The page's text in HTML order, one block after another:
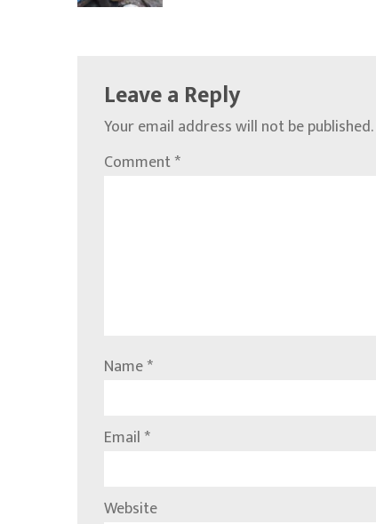
Leave a Reply
Your email address will not be published.
Comment*
Name*
Email*
Website